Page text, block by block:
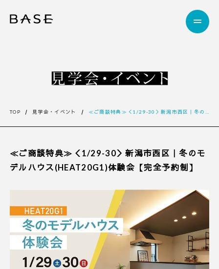
TOP 見学会・イベント
≪ご商談特典≫＜1/29-30＞新潟市西区｜冬のモ
デルハウス(HEAT20G1)体験会【完全予約制】